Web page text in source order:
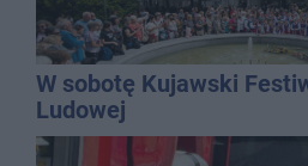
W sobotę Kujawski
Ludowej